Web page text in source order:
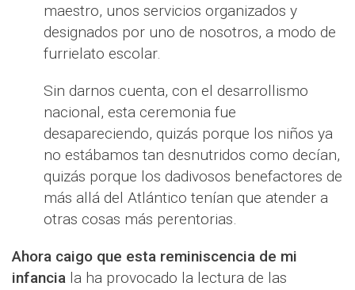
maestro, unos servicios organizados y
designados por uno de nosotros, a modo de
furrielato escolar.
Sin darnos cuenta, con el desarrollismo
nacional, esta ceremonia fue
desapareciendo, quizás porque los niños ya
no estábamos tan desnutridos como decían,
quizás porque los dadivosos benefactores de
más allá del Atlántico tenían que atender a
otras cosas más perentorias.
Ahora caigo que esta reminiscencia de mi
infancia la ha provocado la lectura de las